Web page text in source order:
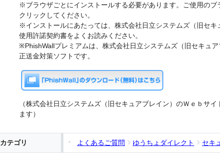
※ブラウザごとにインストールする必要があります。ご使用のブ
クリックしてください。
※インストールにあたっては、株式会社日立システムズ（旧セキ
使用許諾契約書をよくお読みください。
※PhishWallプレミアムは、株式会社日立システムズ（旧セキュ
正送金対策ソフトです。
（株式会社日立システムズ（旧セキュアブレイン）のＷｅｂサイ
ます）
カテゴリ よくあるご質問 ゆうちょダイレクト セキ